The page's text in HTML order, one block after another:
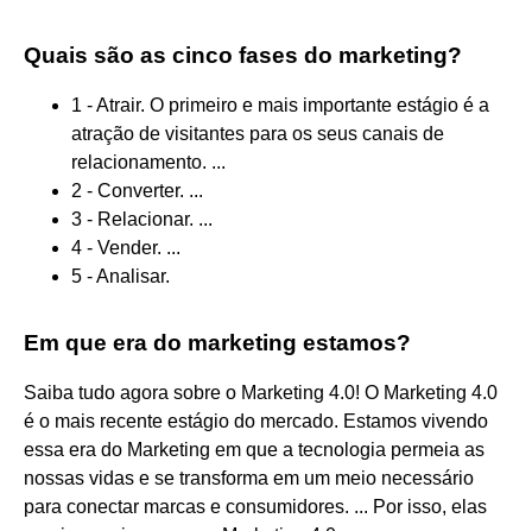
Quais são as cinco fases do marketing?
1 - Atrair. O primeiro e mais importante estágio é a
atração de visitantes para os seus canais de
relacionamento. ...
2 - Converter. ...
3 - Relacionar. ...
4 - Vender. ...
5 - Analisar.
Em que era do marketing estamos?
Saiba tudo agora sobre o Marketing 4.0! O Marketing 4.0
é o mais recente estágio do mercado. Estamos vivendo
essa era do Marketing em que a tecnologia permeia as
nossas vidas e se transforma em um meio necessário
para conectar marcas e consumidores. ... Por isso, elas